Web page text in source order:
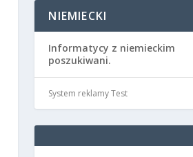
NIEMIECKI
Informatycy z niemieckim
poszukiwani.
System reklamy Test